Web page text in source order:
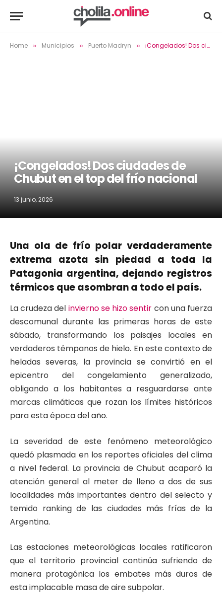
Home » Municipios » Puerto Madryn » ¡Congelados! Dos ciudades de Chubut en el top del frío nacional
¡Congelados! Dos ciudades de
Chubut en el top del frío nacional
13 junio, 2026
Una ola de frío polar verdaderamente
extrema azota sin piedad a toda la
Patagonia argentina, dejando registros
térmicos que asombran a todo el país.
La crudeza del invierno se hizo sentir con una fuerza
descomunal durante las primeras horas de este
sábado, transformando los paisajes locales en
verdaderos témpanos de hielo. En este contexto de
heladas severas, la provincia se convirtió en el
epicentro del congelamiento generalizado,
obligando a los habitantes a resguardarse ante
marcas climáticas que rozan los límites históricos
para esta época del año.
La severidad de este fenómeno meteorológico
quedó plasmada en los reportes oficiales del clima
a nivel federal. La provincia de Chubut acaparó la
atención general al meter de lleno a dos de sus
localidades más importantes dentro del selecto y
temido ranking de las ciudades más frías de la
Argentina.
Las estaciones meteorológicas locales ratificaron
que el territorio provincial continúa sufriendo de
manera protagónica los embates más duros de
esta implacable masa de aire subpolar.